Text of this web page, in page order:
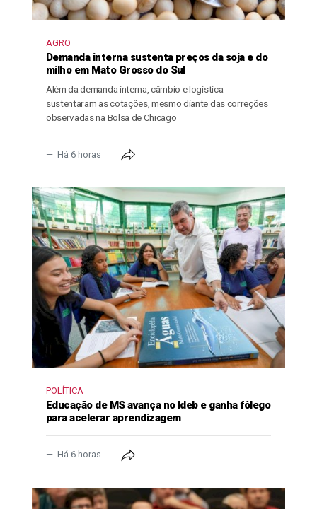
AGRO
Demanda interna sustenta preços da soja e do
milho em Mato Grosso do Sul
Além da demanda interna, câmbio e logística
sustentaram as cotações, mesmo diante das correções
observadas na Bolsa de Chicago
Há 6 horas
POLÍTICA
Educação de MS avança no Ideb e ganha fôlego
para acelerar aprendizagem
Há 6 horas